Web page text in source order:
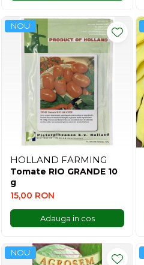
NOU
HOLLAND FARMING
Tomate RIO GRANDE 10
g
15,00 RON
Adauga in cos
NOU